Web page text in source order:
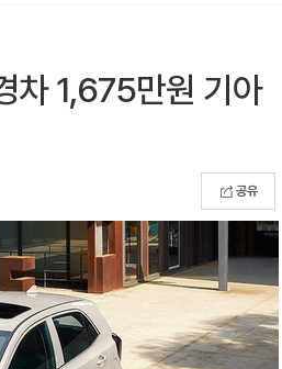
차 1,675만원 기아
공유